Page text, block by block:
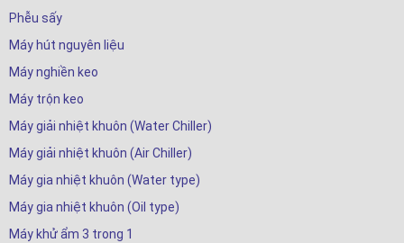
Phễu sấy
Máy hút nguyên liệu
Máy nghiền keo
Máy trộn keo
Máy giải nhiệt khuôn (Water Chiller)
Máy giải nhiệt khuôn (Air Chiller)
Máy gia nhiệt khuôn (Water type)
Máy gia nhiệt khuôn (Oil type)
Máy khử ẩm 3 trong 1